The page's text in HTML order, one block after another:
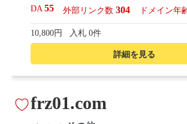
詳細を見る
DA55 外部リンク数 304 ドメイン年
10,800円 入札 0件
frz01.com